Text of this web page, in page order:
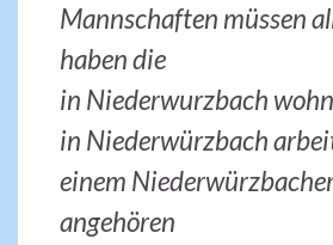
Mannschaften müssen
haben die
in Niederwurzbach
in Niederwürzbach
einem
angehören